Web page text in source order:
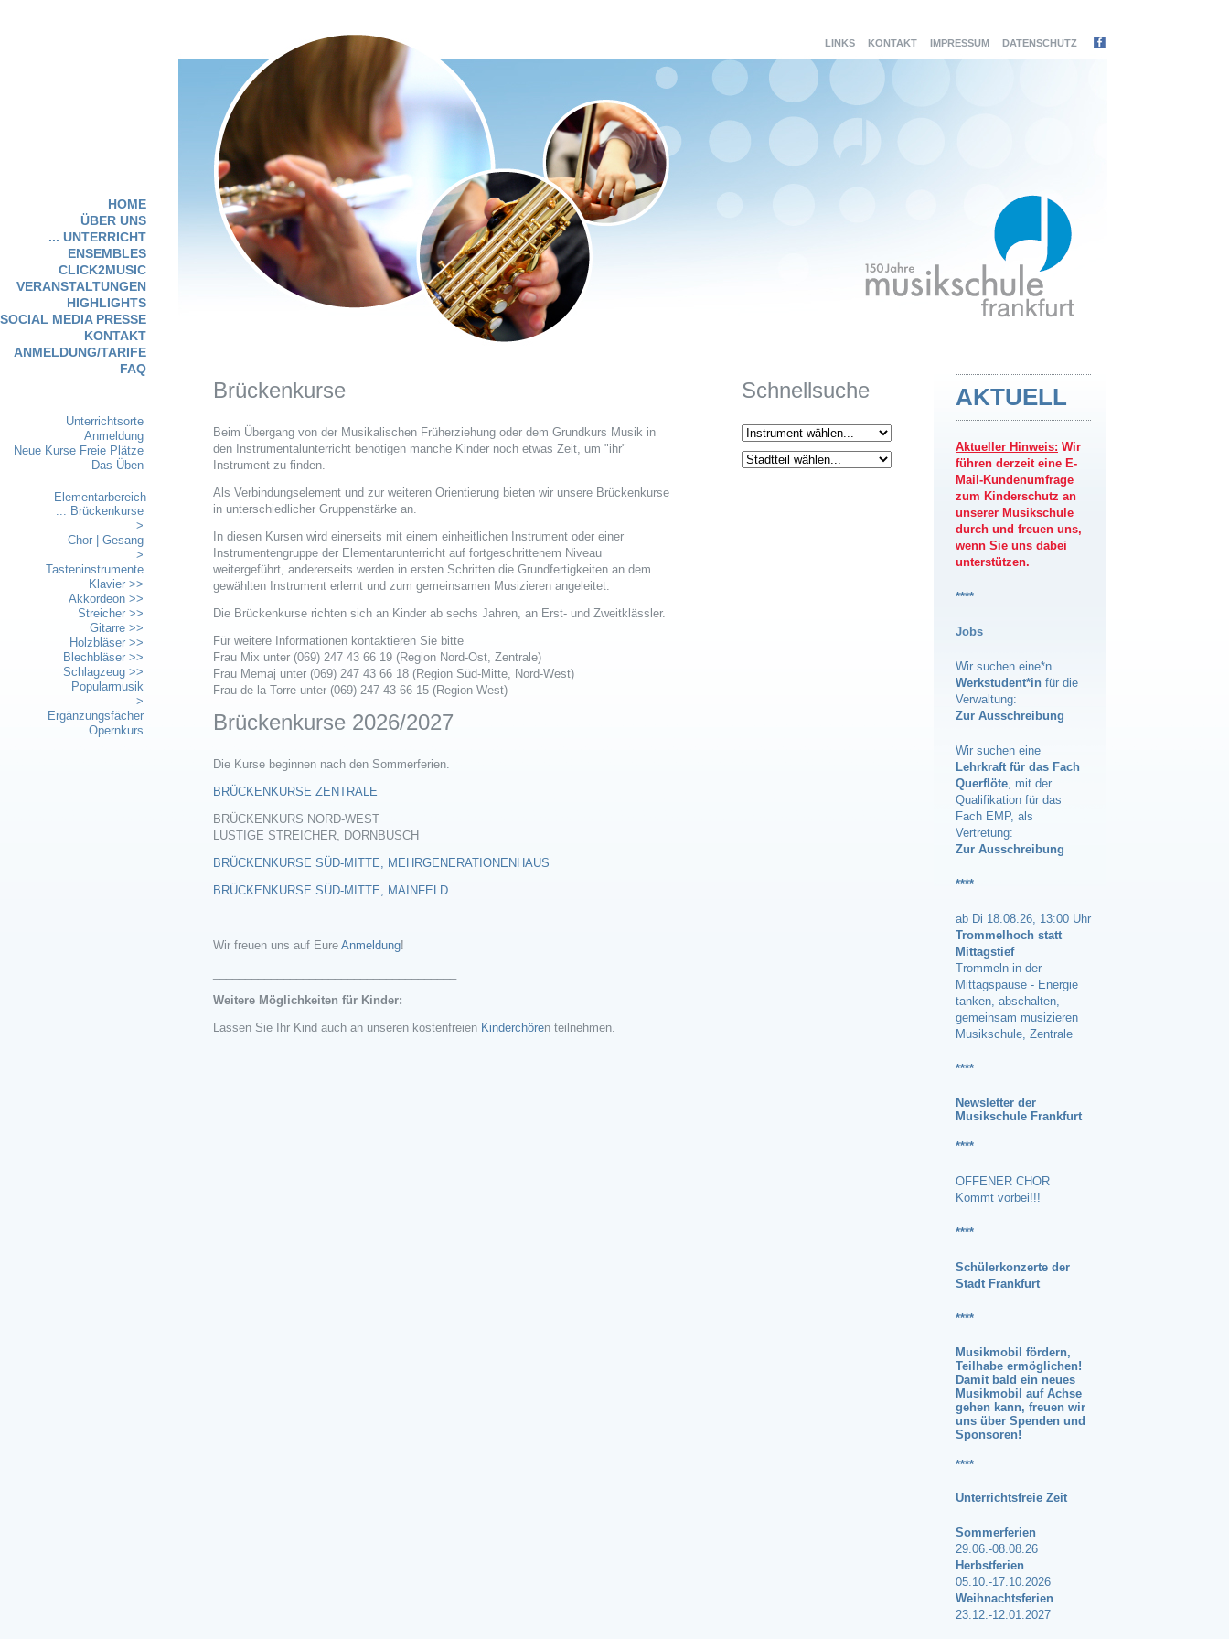
HOME
ÜBER UNS
... UNTERRICHT
ENSEMBLES
CLICK2MUSIC
VERANSTALTUNGEN
HIGHLIGHTS
SOCIAL MEDIA PRESSE
KONTAKT
ANMELDUNG/TARIFE
FAQ
Unterrichtsorte
Anmeldung
Neue Kurse Freie Plätze
Das Üben
Elementarbereich
... Brückenkurse
>
Chor | Gesang
>
Tasteninstrumente
Klavier >>
Akkordeon >>
Streicher >>
Gitarre >>
Holzbläser >>
Blechbläser >>
Schlagzeug >>
Popularmusik
>
Ergänzungsfächer
Opernkurs
LINKS KONTAKT IMPRESSUM DATENSCHUTZ
Brückenkurse
Beim Übergang von der Musikalischen Früherziehung oder dem Grundkurs Musik in
den Instrumentalunterricht benötigen manche Kinder noch etwas Zeit, um "ihr"
Instrument zu finden.
Als Verbindungselement und zur weiteren Orientierung bieten wir unsere Brückenkurse
in unterschiedlicher Gruppenstärke an.
In diesen Kursen wird einerseits mit einem einheitlichen Instrument oder einer
Instrumentengruppe der Elementarunterricht auf fortgeschrittenem Niveau
weitergeführt, andererseits werden in ersten Schritten die Grundfertigkeiten an dem
gewählten Instrument erlernt und zum gemeinsamen Musizieren angeleitet.
Die Brückenkurse richten sich an Kinder ab sechs Jahren, an Erst- und Zweitklässler.
Für weitere Informationen kontaktieren Sie bitte
Frau Mix unter (069) 247 43 66 19 (Region Nord-Ost, Zentrale)
Frau Memaj unter (069) 247 43 66 18 (Region Süd-Mitte, Nord-West)
Frau de la Torre unter (069) 247 43 66 15 (Region West)
Brückenkurse 2026/2027
Die Kurse beginnen nach den Sommerferien.
BRÜCKENKURSE ZENTRALE
BRÜCKENKURS NORD-WEST
LUSTIGE STREICHER, DORNBUSCH
BRÜCKENKURSE SÜD-MITTE, MEHRGENERATIONENHAUS
BRÜCKENKURSE SÜD-MITTE, MAINFELD
Wir freuen uns auf Eure Anmeldung!
Weitere Möglichkeiten für Kinder:
Lassen Sie Ihr Kind auch an unseren kostenfreien Kinderchören teilnehmen.
Schnellsuche AKTUELL
Aktueller Hinweis: Wir
führen derzeit eine E-
Mail-Kundenumfrage
zum Kinderschutz an
unserer Musikschule
durch und freuen uns,
wenn Sie uns dabei
unterstützen.
****
Jobs
Wir suchen eine*n
Werkstudent*in für die
Verwaltung:
Zur Ausschreibung
Wir suchen eine
Lehrkraft für das Fach
Querflöte, mit der
Qualifikation für das
Fach EMP, als
Vertretung:
Zur Ausschreibung
****
ab Di 18.08.26, 13:00 Uhr
Trommelhoch statt
Mittagstief
Trommeln in der
Mittagspause - Energie
tanken, abschalten,
gemeinsam musizieren
Musikschule, Zentrale
****
Newsletter der
Musikschule Frankfurt
****
OFFENER CHOR
Kommt vorbei!!!
****
Schülerkonzerte der
Stadt Frankfurt
****
Musikmobil fördern,
Teilhabe ermöglichen!
Damit bald ein neues
Musikmobil auf Achse
gehen kann, freuen wir
uns über Spenden und
Sponsoren!
****
Unterrichtsfreie Zeit
Sommerferien
29.06.-08.08.26
Herbstferien
05.10.-17.10.2026
Weihnachtsferien
23.12.-12.01.2027